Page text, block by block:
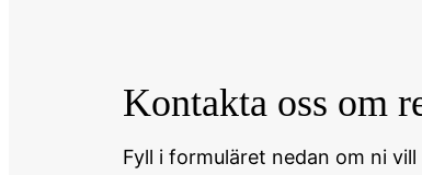
Kontakta oss om
Fyll i formuläret nedan om ni